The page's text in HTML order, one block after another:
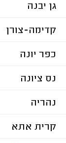
גן יבנה
קדימה-צורן
כפר יונה
נס ציונה
נהריה
קרית אתא